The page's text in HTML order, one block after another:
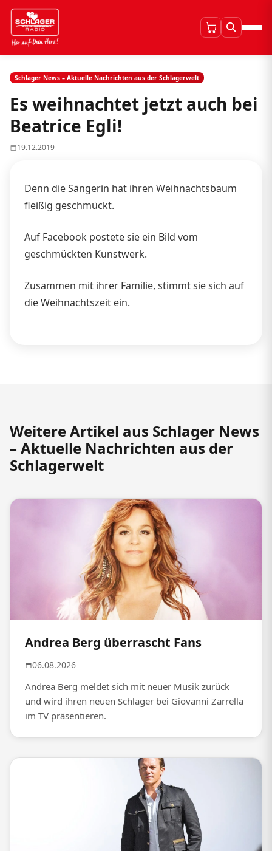
Schlager News – Aktuelle Nachrichten aus der Schlagerwelt
Es weihnachtet jetzt auch bei
Beatrice Egli!
19.12.2019
Denn die Sängerin hat ihren Weihnachtsbaum
fleißig geschmückt.
Auf Facebook postete sie ein Bild vom
geschmückten Kunstwerk.
Zusammen mit ihrer Familie, stimmt sie sich auf
die Weihnachtszeit ein.
Weitere Artikel aus Schlager News
– Aktuelle Nachrichten aus der
Schlagerwelt
Andrea Berg überrascht Fans
06.08.2026
Andrea Berg meldet sich mit neuer Musik zurück
und wird ihren neuen Schlager bei Giovanni Zarrella
im TV präsentieren.